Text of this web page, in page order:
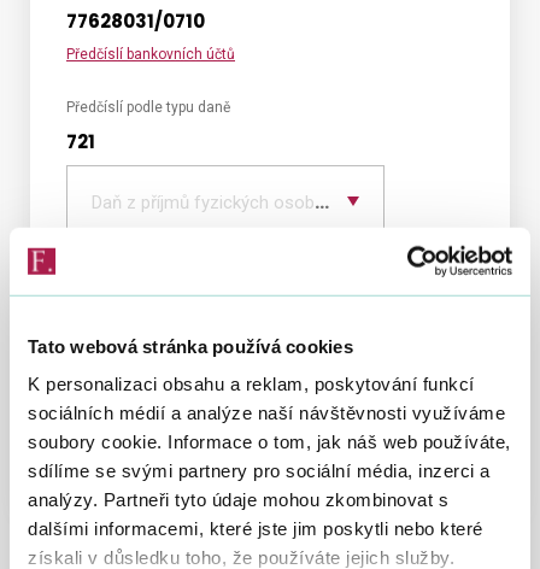
Tato webová stránka používá cookies
K personalizaci obsahu a reklam, poskytování funkcí
sociálních médií a analýze naší návštěvnosti využíváme
soubory cookie. Informace o tom, jak náš web používáte,
sdílíme se svými partnery pro sociální média, inzerci a
analýzy. Partneři tyto údaje mohou zkombinovat s
dalšími informacemi, které jste jim poskytli nebo které
získali v důsledku toho, že používáte jejich služby.
77628031/0710
Předčíslí bankovních účtů
Předčíslí podle typu daně
721
typDaň z příjmů fyzických osob podávajících přiznání
Organizační struktura
Sazebník úhrad nákladů za poskytování
informací